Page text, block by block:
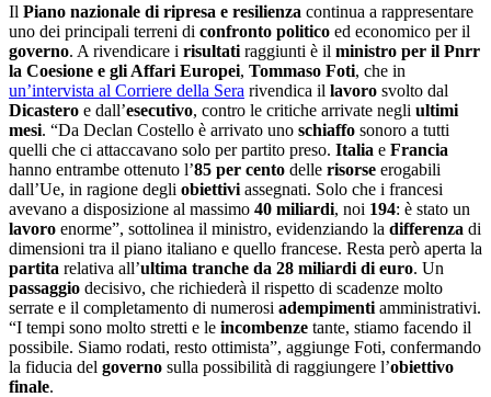
Il Piano nazionale di ripresa e resilienza continua a rappresentare
uno dei principali terreni di confronto politico ed economico per il
governo. A rivendicare i risultati raggiunti è il ministro per il Pnrr
la Coesione e gli Affari Europei, Tommaso Foti, che in
un’intervista al Corriere della Sera rivendica il lavoro svolto dal
Dicastero e dall’esecutivo, contro le critiche arrivate negli ultimi
mesi. “Da Declan Costello è arrivato uno schiaffo sonoro a tutti
quelli che ci attaccavano solo per partito preso. Italia e Francia
hanno entrambe ottenuto l’85 per cento delle risorse erogabili
dall’Ue, in ragione degli obiettivi assegnati. Solo che i francesi
avevano a disposizione al massimo 40 miliardi, noi 194: è stato un
lavoro enorme”, sottolinea il ministro, evidenziando la differenza di
dimensioni tra il piano italiano e quello francese. Resta però aperta la
partita relativa all’ultima tranche da 28 miliardi di euro. Un
passaggio decisivo, che richiederà il rispetto di scadenze molto
serrate e il completamento di numerosi adempimenti amministrativi.
“I tempi sono molto stretti e le incombenze tante, stiamo facendo il
possibile. Siamo rodati, resto ottimista”, aggiunge Foti, confermando
la fiducia del governo sulla possibilità di raggiungere l’obiettivo
finale.